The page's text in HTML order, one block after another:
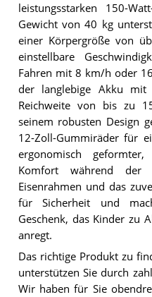
leistungsstarken 150-
Gewicht von 40 kg
einer Körpergröße von
einstellbare
Fahren mit 8 km/h oder
der langlebige Akku mit
Reichweite von bis zu
seinem robusten Design
12-Zoll-Gummiräder für
ergonomisch
Komfort während
Eisenrahmen und das
für Sicherheit und
Geschenk, das Kinder zu
anregt.
Das richtige Produkt zu
unterstützen Sie durch
Wir haben für Sie